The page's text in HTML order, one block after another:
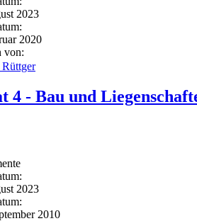
2023
2020
von:
4 - Bau und
2023
2010